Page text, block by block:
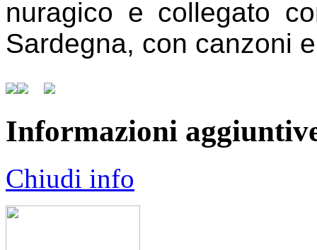
nuragico e collegato
Sardegna, con canzoni
Informazioni
Chiudi info